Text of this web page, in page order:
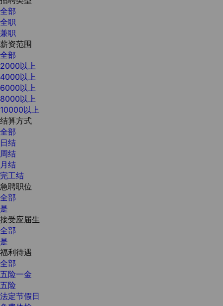
全部
全职
兼职
薪资范围
全部
2000以上
4000以上
6000以上
8000以上
10000以上
结算方式
全部
日结
周结
月结
完工结
急聘职位
全部
是
接受应届生
全部
是
福利待遇
全部
五险一金
五险
法定节假日